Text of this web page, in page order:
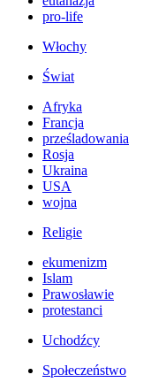
pro-life
Włochy
Świat
Afryka
Francja
prześladowania
Rosja
Ukraina
USA
wojna
Religie
ekumenizm
Islam
Prawosławie
protestanci
Uchodźcy
Społeczeństwo